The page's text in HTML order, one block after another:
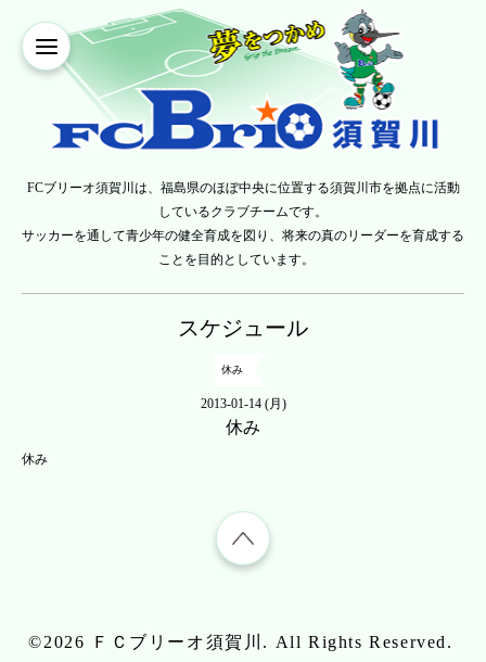
FCブリーオ須賀川は、福島県のほぼ中央に位置する須賀川市を拠点に活動
しているクラブチームです。
サッカーを通して青少年の健全育成を図り、将来の真のリーダーを育成する
ことを目的としています。
スケジュール
休み
2013-01-14 (月)
休み
休み
©2026 ＦＣブリーオ須賀川 . All Rights Reserved.